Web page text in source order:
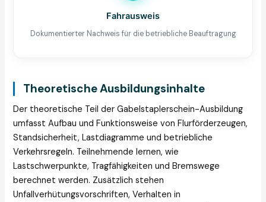
Fahrausweis
Dokumentierter Nachweis für die betriebliche Beauftragung
Theoretische Ausbildungsinhalte
Der theoretische Teil der Gabelstaplerschein-Ausbildung
umfasst Aufbau und Funktionsweise von Flurförderzeugen,
Standsicherheit, Lastdiagramme und betriebliche
Verkehrsregeln. Teilnehmende lernen, wie
Lastschwerpunkte, Tragfähigkeiten und Bremswege
berechnet werden. Zusätzlich stehen
Unfallverhütungsvorschriften, Verhalten in